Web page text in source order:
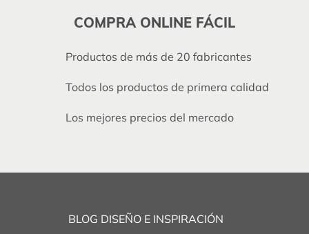
COMPRA ONLINE FÁCIL
Productos de más de 20 fabricantes
Todos los productos de primera calidad
Los mejores precios del mercado
BLOG DISEÑO E INSPIRACIÓN